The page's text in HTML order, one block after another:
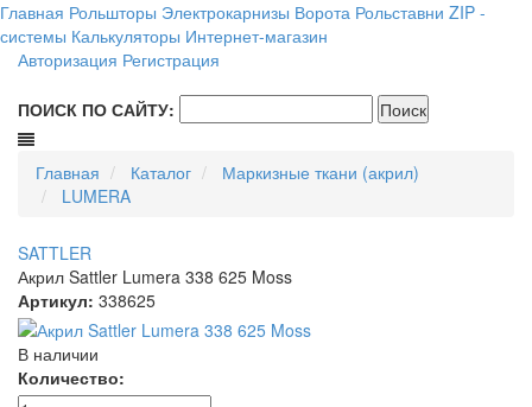
Главная Рольшторы Электрокарнизы Ворота Рольставни ZIP -
системы Калькуляторы Интернет-магазин
Авторизация Регистрация
ПОИСК ПО САЙТУ:
Главная Каталог
Маркизные ткани (акрил)
LUMERA
SATTLER
Акрил Sattler Lumera 338 625 Moss
Артикул: 338625
В наличии
Количество: